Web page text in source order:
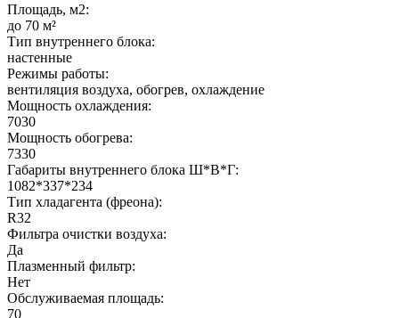
Площадь, м2:
до 70 м²
Тип внутреннего блока:
настенные
Режимы работы:
вентиляция воздуха, обогрев, охлаждение
Мощность охлаждения:
7030
Мощность обогрева:
7330
Габариты внутреннего блока Ш*В*Г:
1082*337*234
Тип хладагента (фреона):
R32
Фильтра очистки воздуха:
Да
Плазменный фильтр:
Нет
Обслуживаемая площадь:
70